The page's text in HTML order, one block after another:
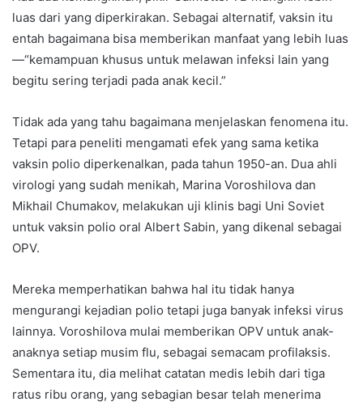
luas dari yang diperkirakan. Sebagai alternatif, vaksin itu
entah bagaimana bisa memberikan manfaat yang lebih luas
—“kemampuan khusus untuk melawan infeksi lain yang
begitu sering terjadi pada anak kecil.”
Tidak ada yang tahu bagaimana menjelaskan fenomena itu.
Tetapi para peneliti mengamati efek yang sama ketika
vaksin polio diperkenalkan, pada tahun 1950-an. Dua ahli
virologi yang sudah menikah, Marina Voroshilova dan
Mikhail Chumakov, melakukan uji klinis bagi Uni Soviet
untuk vaksin polio oral Albert Sabin, yang dikenal sebagai
OPV.
Mereka memperhatikan bahwa hal itu tidak hanya
mengurangi kejadian polio tetapi juga banyak infeksi virus
lainnya. Voroshilova mulai memberikan OPV untuk anak-
anaknya setiap musim flu, sebagai semacam profilaksis.
Sementara itu, dia melihat catatan medis lebih dari tiga
ratus ribu orang, yang sebagian besar telah menerima